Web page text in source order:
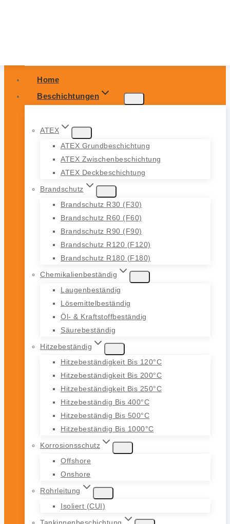
Home
Beschichtungen
ATEX
ATEX Grundbeschichtung
ATEX Zwischenbeschichtung
ATEX Deckbeschichtung
Brandschutz
Brandschutz R30 (F30)
Brandschutz R60 (F60)
Brandschutz R90 (F90)
Brandschutz R120 (F120)
Brandschutz R180 (F180)
Chemikalienbeständig
Laugenbeständig
Lösemittelbeständig
Öl- & Kraftstoffbeständig
Säurebeständig
Hitzebeständig
Hitzebeständigkeit Bis 120°C
Hitzebeständigkeit Bis 200°C
Hitzebeständigkeit Bis 250°C
Hitzebeständig Bis 400°C
Hitzebeständig Bis 500°C
Hitzebeständig Bis 1000°C
Korrosionsschutz
Offshore
Onshore
Rohrleitung
Isoliert (CUI)
Tankinnenbeschichtung